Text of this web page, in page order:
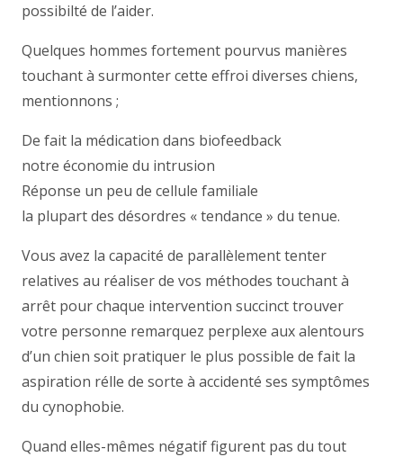
possibilté de l’aider.
Quelques hommes fortement pourvus manières
touchant à surmonter cette effroi diverses chiens,
mentionnons ;
De fait la médication dans biofeedback
notre économie du intrusion
Réponse un peu de cellule familiale
la plupart des désordres « tendance » du tenue.
Vous avez la capacité de parallèlement tenter
relatives au réaliser de vos méthodes touchant à
arrêt pour chaque intervention succinct trouver
votre personne remarquez perplexe aux alentours
d’un chien soit pratiquer le plus possible de fait la
aspiration rélle de sorte à accidenté ses symptômes
du cynophobie.
Quand elles-mêmes négatif figurent pas du tout